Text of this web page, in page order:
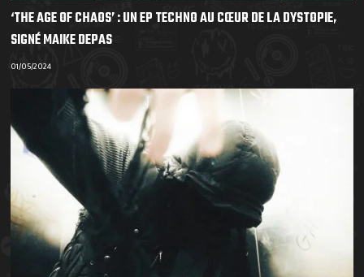
‘THE AGE OF CHAOS’ : UN EP TECHNO AU CŒUR DE LA DYSTOPIE,
SIGNÉ MAIKE DEPAS
01/05/2024